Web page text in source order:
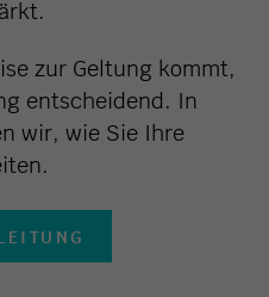
zur Geltung kommt,
entscheidend. In
wir, wie Sie Ihre